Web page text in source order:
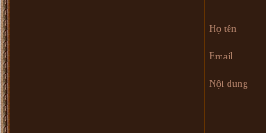
Họ tên
Email
Nội dung